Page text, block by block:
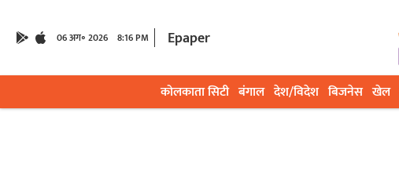
06 अग॰ 2026 8:16 PM Epaper
कोलकाता सिटी बंगाल देश/विदेश बिजनेस खेल